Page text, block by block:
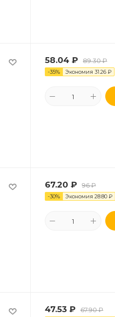
58.04 ₽ 89.30₽
-35% Экономия 31.26 ₽
67.20 ₽ 96₽
-30% Экономия 28.80 ₽
47.53 ₽ 67.90₽